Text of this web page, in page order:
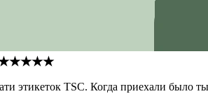
этикеток TSC. Когда приехали было